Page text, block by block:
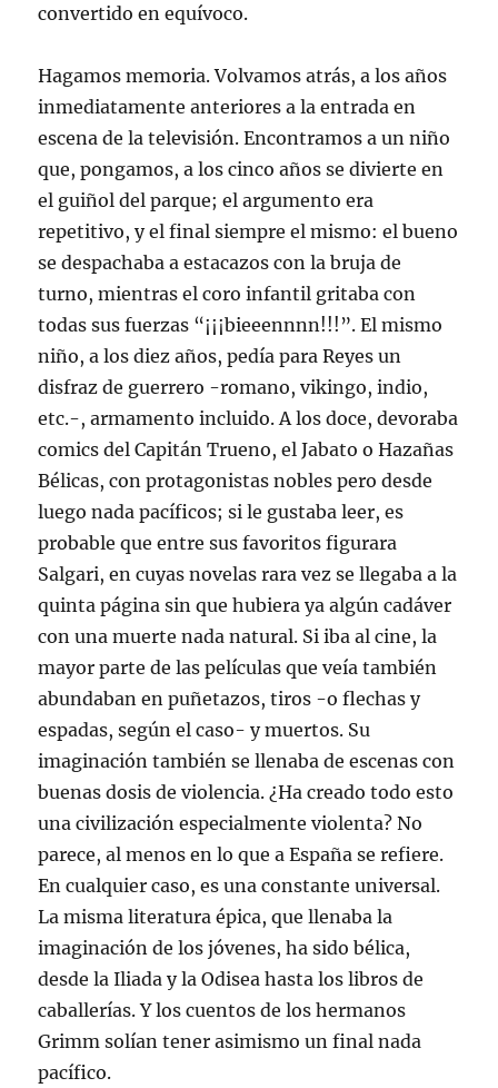
convertido en equívoco.
Hagamos memoria. Volvamos atrás, a los años
inmediatamente anteriores a la entrada en
escena de la televisión. Encontramos a un niño
que, pongamos, a los cinco años se divierte en
el guiñol del parque; el argumento era
repetitivo, y el final siempre el mismo: el bueno
se despachaba a estacazos con la bruja de
turno, mientras el coro infantil gritaba con
todas sus fuerzas “¡¡¡bieeennnn!!!”. El mismo
niño, a los diez años, pedía para Reyes un
disfraz de guerrero -romano, vikingo, indio,
etc.-, armamento incluido. A los doce, devoraba
comics del Capitán Trueno, el Jabato o Hazañas
Bélicas, con protagonistas nobles pero desde
luego nada pacíficos; si le gustaba leer, es
probable que entre sus favoritos figurara
Salgari, en cuyas novelas rara vez se llegaba a la
quinta página sin que hubiera ya algún cadáver
con una muerte nada natural. Si iba al cine, la
mayor parte de las películas que veía también
abundaban en puñetazos, tiros -o flechas y
espadas, según el caso- y muertos. Su
imaginación también se llenaba de escenas con
buenas dosis de violencia. ¿Ha creado todo esto
una civilización especialmente violenta? No
parece, al menos en lo que a España se refiere.
En cualquier caso, es una constante universal.
La misma literatura épica, que llenaba la
imaginación de los jóvenes, ha sido bélica,
desde la Iliada y la Odisea hasta los libros de
caballerías. Y los cuentos de los hermanos
Grimm solían tener asimismo un final nada
pacífico.